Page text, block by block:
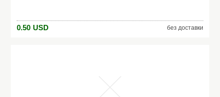
0.50 USD без доставки